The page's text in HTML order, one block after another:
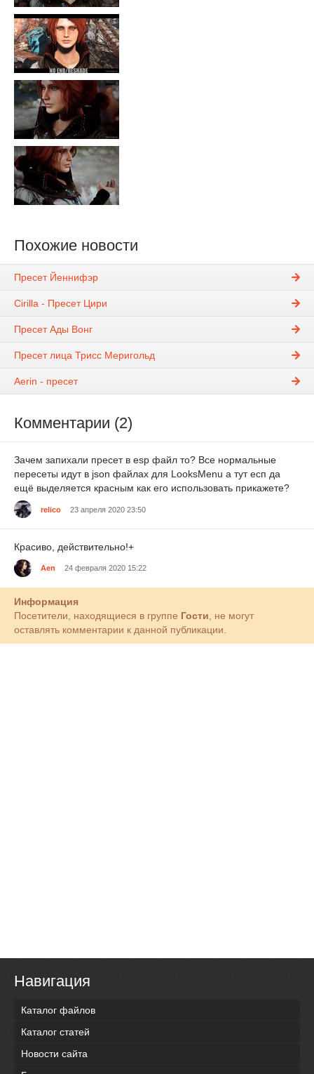
Похожие новости
Пресет Йеннифэр
Cirilla - Пресет Цири
Пресет Ады Вонг
Пресет лица Трисс Меригольд
Aerin - пресет
Комментарии (2)
Зачем запихали пресет в esp файл то? Все нормальные
пересеты идут в json файлах для LooksMenu а тут есп да
ещё выделяется красным как его использовать прикажете?
relico 23 апреля 2020 23:50
Красиво, действительно!+
Aen 24 февраля 2020 15:22
Информация
Посетители, находящиеся в группе Гости , не могут
оставлять комментарии к данной публикации.
Навигация
Каталог файлов
Каталог статей
Новости сайта